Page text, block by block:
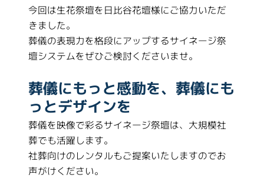
今回は生花祭壇を日比谷花壇様にご協力いただ
きました。
葬儀の表現力を格段にアップするサイネージ祭
壇システムをぜひご検討くださいませ。
葬儀にもっと感動を、葬儀にも
っとデザインを
葬儀を映像で彩るサイネージ祭壇は、大規模社
葬でも活躍します。
社葬向けのレンタルもご提案いたしますのでお
声がけください。